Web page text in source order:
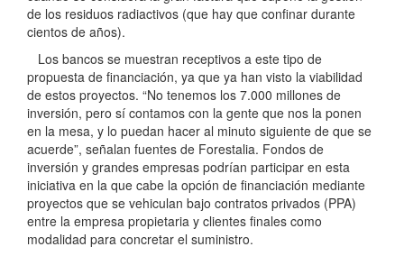
de los residuos radiactivos (que hay que confinar durante
cientos de años).
Los bancos se muestran receptivos a este tipo de
propuesta de financiación, ya que ya han visto la viabilidad
de estos proyectos. “No tenemos los 7.000 millones de
inversión, pero sí contamos con la gente que nos la ponen
en la mesa, y lo puedan hacer al minuto siguiente de que se
acuerde”, señalan fuentes de Forestalia. Fondos de
inversión y grandes empresas podrían participar en esta
iniciativa en la que cabe la opción de financiación mediante
proyectos que se vehiculan bajo contratos privados (PPA)
entre la empresa propietaria y clientes finales como
modalidad para concretar el suministro.